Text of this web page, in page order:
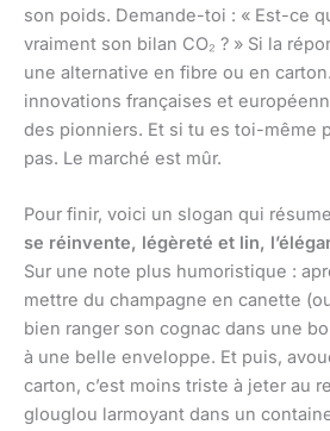
son poids. Demande-toi : « Est-ce
vraiment son bilan CO₂ ? » Si la
une alternative en fibre ou en
innovations françaises et
des pionniers. Et si tu es toi-même
pas. Le marché est mûr.
Pour finir, voici un slogan qui
se réinvente, légèreté et lin,
Sur une note plus humoristique :
mettre du champagne en canette
bien ranger son cognac dans une
à une belle enveloppe. Et puis,
carton, c’est moins triste à jeter au
glouglou larmoyant dans un